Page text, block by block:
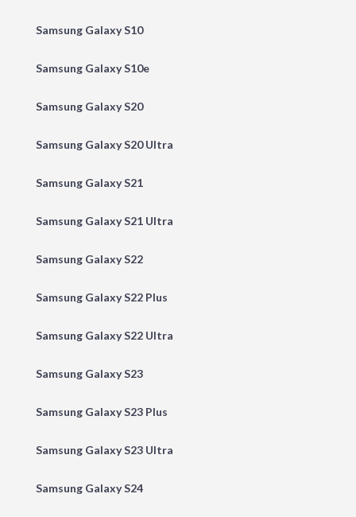
Samsung Galaxy S10
Samsung Galaxy S10e
Samsung Galaxy S20
Samsung Galaxy S20 Ultra
Samsung Galaxy S21
Samsung Galaxy S21 Ultra
Samsung Galaxy S22
Samsung Galaxy S22 Plus
Samsung Galaxy S22 Ultra
Samsung Galaxy S23
Samsung Galaxy S23 Plus
Samsung Galaxy S23 Ultra
Samsung Galaxy S24